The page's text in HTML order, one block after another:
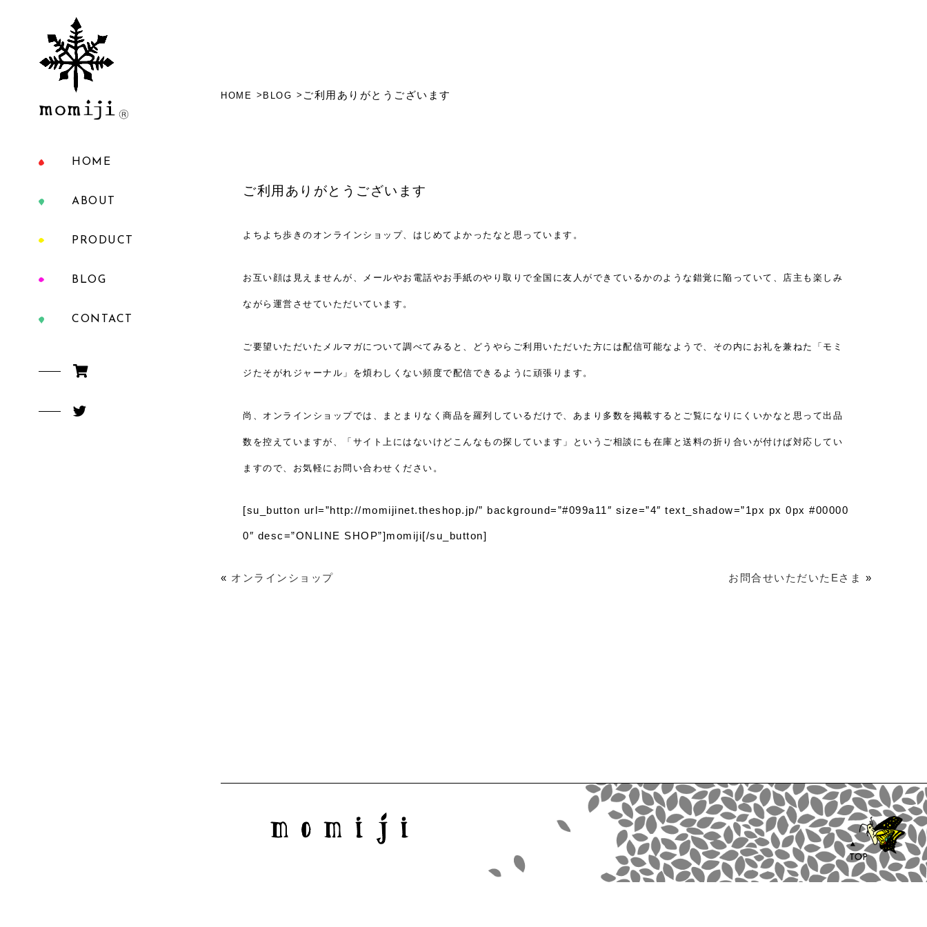
HOME
ABOUT
PRODUCT
BLOG
CONTACT
HOME BLOG ご利用ありがとうございます
ご利用ありがとうございます
よちよち歩きのオンラインショップ、はじめてよかったなと思っています。
お互い顔は見えませんが、メールやお電話やお手紙のやり取りで全国に友人ができているかのような錯覚に陥っていて、店主も楽しみ
ながら運営させていただいています。
ご要望いただいたメルマガについて調べてみると、どうやらご利用いただいた方には配信可能なよう で、その内にお礼を兼ねた「モミ
ジたそがれジャーナル」を煩わしくない頻度で配信できるように頑張ります。
尚、オンラインショップでは、まとまりなく商品を羅列しているだけで、あまり多数を掲載するとご覧になりにくいかなと思って出品
数を控えていますが、「サイト上にはないけどこんなもの探しています」というご相談にも在庫と送料の折り合いが付けば対応してい
ますので、お気軽にお問い合わせください。
[su_button url=”http://momijinet.theshop.jp/” background=”#099a11″ size=”4″ text_shadow=”1px px 0px #00000
0″ desc=”ONLINE SHOP”]momiji[/su_button]
« オンラインショップ お問合せいただいたEさま »